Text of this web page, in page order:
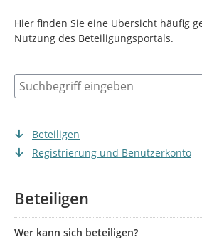
Hier finden Sie eine Übersicht häufig
Nutzung des Beteiligungsportals.
Suchbegriff eingeben
Beteiligen
Registrierung und Benutzerkonto
Beteiligen
Wer kann sich beteiligen?